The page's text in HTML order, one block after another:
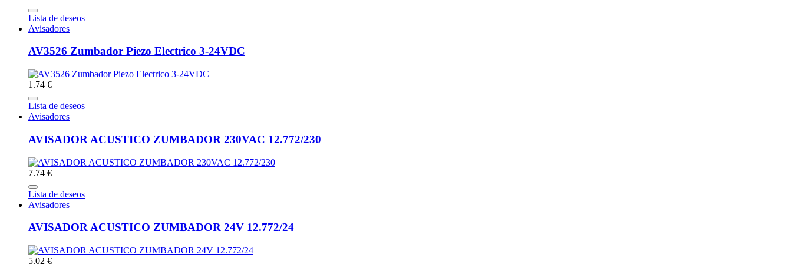
Lista de deseos
Avisadores
AV3526 Zumbador Piezo Electrico 3-24VDC
1.74 €
Lista de deseos
Avisadores
AVISADOR ACUSTICO ZUMBADOR 230VAC 12.772/230
7.74 €
Lista de deseos
Avisadores
AVISADOR ACUSTICO ZUMBADOR 24V 12.772/24
5.02 €